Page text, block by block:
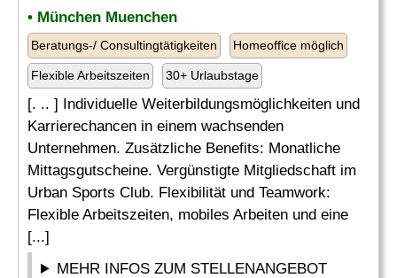
• München Muenchen
Beratungs-/ Consultingtätigkeiten Homeoffice möglich
Flexible Arbeitszeiten 30+ Urlaubstage
[. .. ] Individuelle Weiterbildungsmöglichkeiten und
Karrierechancen in einem wachsenden
Unternehmen. Zusätzliche Benefits: Monatliche
Mittagsgutscheine. Vergünstigte Mitgliedschaft im
Urban Sports Club. Flexibilität und Teamwork:
Flexible Arbeitszeiten, mobiles Arbeiten und eine
[...]
MEHR INFOS ZUM STELLENANGEBOT